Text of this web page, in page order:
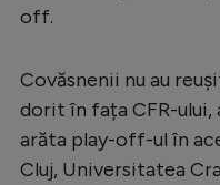
Stranieri
off.
Covăsnenii nu au
dorit în fața CFR-ului,
arăta play-off-ul în
Cluj, Universitatea